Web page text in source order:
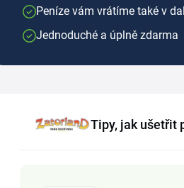
Peníze vám vrátíme také v
Jednoduché a úplně zdarma
Tipy, jak ušetřit